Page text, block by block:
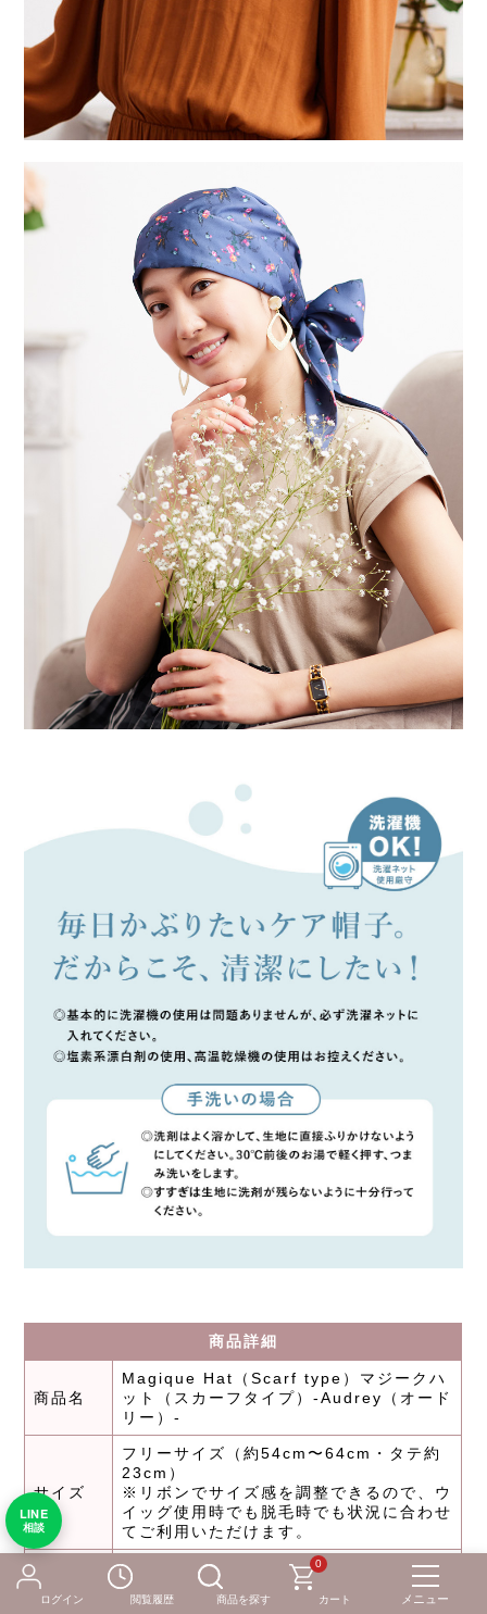
ログイン 閲覧履歴 商品を探す
0
カート
商品詳細
商品名
Magique Hat（Scarf type）マジークハ
ット（スカーフタイプ）-Audrey（オード
リー）-
サイズ
フリーサイズ（約54cm〜64cm・タテ約
23cm）
※リボンでサイズ感を調整できるので、ウ
イッグ使用時でも脱毛時でも状況に合わせ
てご利用いただけます。
柄・カラ
ー
蝶と薔薇：アンティークブルー、アンティ
ークグレージュ、ピンクベージュ、フレン
チブルー
LINE
相談